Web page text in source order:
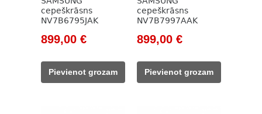
cepeškrāsns
NV7B6795JAK
Original
was:
1
899,00 €Current
899,00 €.
Pievienot grozam
cepeškrāsns
NV7B7997AAK
Original
was:
1
899,00 €Current
899,00 €.
Pievienot grozam